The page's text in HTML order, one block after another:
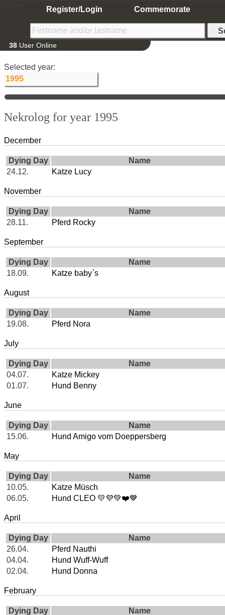
Register/Login Commemorate
38 User Online
Selected year:
Nekrolog for year 1995
December
Dying Day
Name
24.12.
Katze Lucy
November
Dying Day
Name
28.11.
Pferd Rocky
September
Dying Day
Name
18.09.
Katze baby`s
August
Dying Day
Name
19.08.
Pferd Nora
July
Dying Day
Name
04.07.
Katze Mickey
01.07.
Hund Benny
June
Dying Day
Name
15.06.
Hund Amigo vom Doeppersberg
May
Dying Day
Name
10.05.
Katze Müsch
06.05.
Hund CLEO 💛💜💚❤️💙
April
Dying Day
Name
26.04.
Pferd Nauthi
04.04.
Hund Wuff-Wuff
02.04.
Hund Donna
February
Dying Day
Name